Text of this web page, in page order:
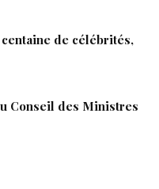
centaine de célébrités,
Conseil des Ministres